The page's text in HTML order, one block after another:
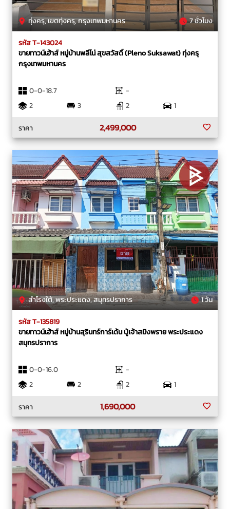
ทุ่งครุ, เขตทุ่งครุ, กรุงเทพมหานคร 7 ชั่วโมง
รหัส T-143024
ขายทาวน์เฮ้าส์ หมู่บ้านพลีโน่ สุขสวัสดิ์ (Pleno Suksawat) ทุ่งครุ
กรุงเทพมหานคร
0-0-18.7
-
2
3 2
1
ราคา
2,499,000
สำโรงใต้, พระประแดง, สมุทรปราการ 1 วัน
รหัส T-135819
ขายทาวน์เฮ้าส์ หมู่บ้านสุรินทร์การ์เด้น ปู่เจ้าสมิงพราย พระประแดง
สมุทรปราการ
0-0-16.0
-
2
2 2
1
ราคา
1,690,000